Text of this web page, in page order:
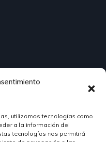
utilizamos tecnologías como
a la información del
tecnologías nos permitirá